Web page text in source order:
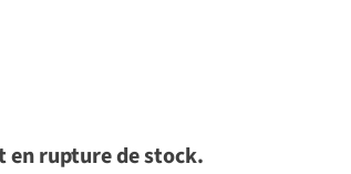
rupture de stock.